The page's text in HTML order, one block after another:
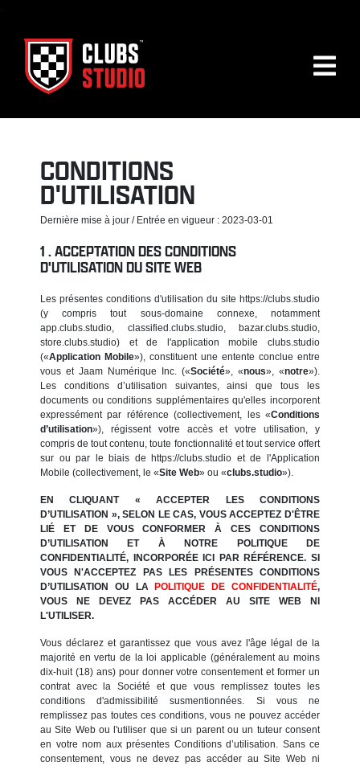
.
CONDITIONS
D'UTILISATION
Dernière mise à jour / Entrée en vigueur : 2023-03-01
ACCEPTATION DES CONDITIONS
D'UTILISATION DU SITE WEB
Les présentes conditions d'utilisation du site https://clubs.studio
(y compris tout sous-domaine connexe, notamment
app.clubs.studio, classified.clubs.studio, bazar.clubs.studio,
store.clubs.studio) et de l'application mobile clubs.studio
(«Application Mobile»), constituent une entente conclue entre
vous et Jaam Numérique Inc. («Société», «nous», «notre»).
Les conditions d’utilisation suivantes, ainsi que tous les
documents ou conditions supplémentaires qu'elles incorporent
expressément par référence (collectivement, les «Conditions
d’utilisation»), régissent votre accès et votre utilisation, y
compris de tout contenu, toute fonctionnalité et tout service offert
sur ou par le biais de https://clubs.studio et de l'Application
Mobile (collectivement, le «Site Web» ou «clubs.studio»).
EN CLIQUANT « ACCEPTER LES CONDITIONS
D’UTILISATION », SELON LE CAS, VOUS ACCEPTEZ D'ÊTRE
LIÉ ET DE VOUS CONFORMER À CES CONDITIONS
D’UTILISATION ET À NOTRE POLITIQUE DE
CONFIDENTIALITÉ, INCORPORÉE ICI PAR RÉFÉRENCE. SI
VOUS N'ACCEPTEZ PAS LES PRÉSENTES CONDITIONS
D’UTILISATION OU LAPOLITIQUE DE CONFIDENTIALITÉ,
VOUS NE DEVEZ PAS ACCÉDER AU SITE WEB NI
L'UTILISER.
Vous déclarez et garantissez que vous avez l'âge légal de la
majorité en vertu de la loi applicable (généralement au moins
dix-huit (18) ans) pour donner votre consentement et former un
contrat avec la Société et que vous remplissez toutes les
conditions d'admissibilité susmentionnées. Si vous ne
remplissez pas toutes ces conditions, vous ne pouvez accéder
au Site Web ou l'utiliser que si un parent ou un tuteur consent
en votre nom aux présentes Conditions d’utilisation. Sans ce
consentement, vous ne devez pas accéder au Site Web ni